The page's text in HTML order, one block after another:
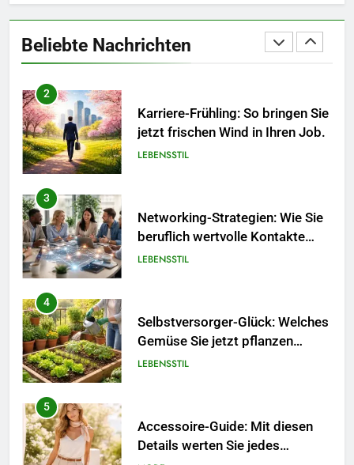
Beliebte Nachrichten
Socken – Qualität, Technologie
und Design in einem
MODE
2
Karriere-Frühling: So bringen Sie
jetzt frischen Wind in Ihren Job.
LEBENSSTIL
3
Networking-Strategien: Wie Sie
beruflich wertvolle Kontakte
knüpfen.
LEBENSSTIL
4
Selbstversorger-Glück: Welches
Gemüse Sie jetzt pflanzen
sollten.
LEBENSSTIL
5
Accessoire-Guide: Mit diesen
Details werten Sie jedes